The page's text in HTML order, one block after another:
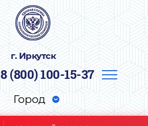
г. Иркутск
8 (800) 100-15-37
Город